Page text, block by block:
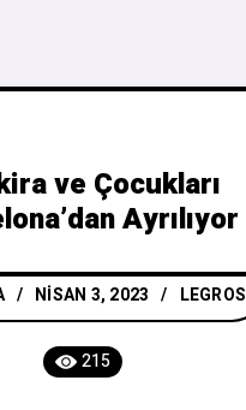
ve Çocukları
Ayrılıyor
NISAN 3, 2023 LEGROS
215